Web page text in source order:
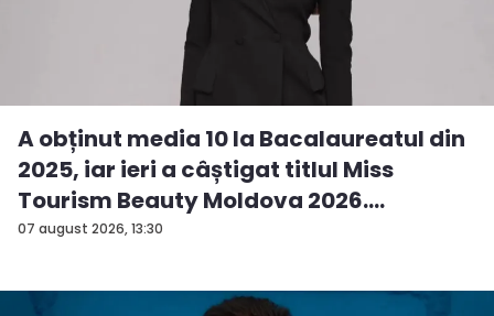
07 august 2026, 13:30
A obținut media 10 la Bacalaureatul din
2025, iar ieri a câștigat titlul Miss
Tourism Beauty Moldova 2026.
Andreea...